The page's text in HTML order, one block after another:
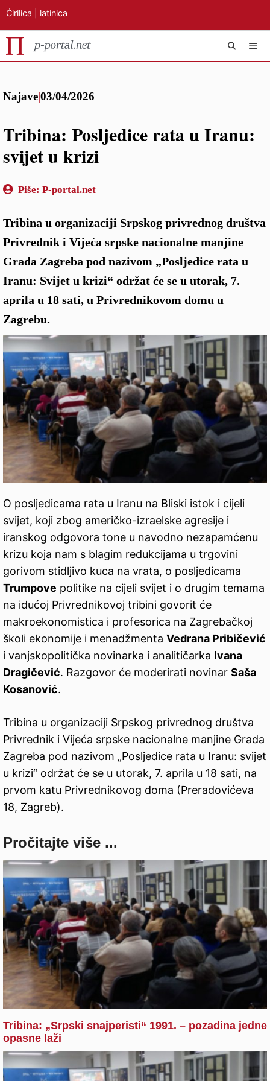
sadržaj
Ćirilica latinica
Najave|03/04/2026
Tribina: Posljedice rata u Iranu:
svijet u krizi
Piše: P-portal.net
Tribina u organizaciji Srpskog privrednog društva
Privrednik i Vijeća srpske nacionalne manjine
Grada Zagreba pod nazivom „Posljedice rata u
Iranu: Svijet u krizi“ održat će se u utorak, 7.
aprila u 18 sati, u Privrednikovom domu u
Zagrebu.
O posljedicama rata u Iranu na Bliski istok i cijeli
svijet, koji zbog američko-izraelske agresije i
iranskog odgovora tone u navodno nezapamćenu
krizu koja nam s blagim redukcijama u trgovini
gorivom stidljivo kuca na vrata, o posljedicama
Trumpove politike na cijeli svijet i o drugim temama
na idućoj Privrednikovoj tribini govorit će
makroekonomistica i profesorica na Zagrebačkoj
školi ekonomije i menadžmenta Vedrana Pribičević
i vanjskopolitička novinarka i analitičarka Ivana
Dragičević. Razgovor će moderirati novinar Saša
Kosanović.
Tribina u organizaciji Srpskog privrednog društva
Privrednik i Vijeća srpske nacionalne manjine Grada
Zagreba pod nazivom „Posljedice rata u Iranu: svijet
u krizi“ održat će se u utorak, 7. aprila u 18 sati, na
prvom katu Privrednikovog doma (Preradovićeva
18, Zagreb).
Pročitajte više ...
Tribina: „Srpski snajperisti“ 1991. – pozadina jedne
opasne laži